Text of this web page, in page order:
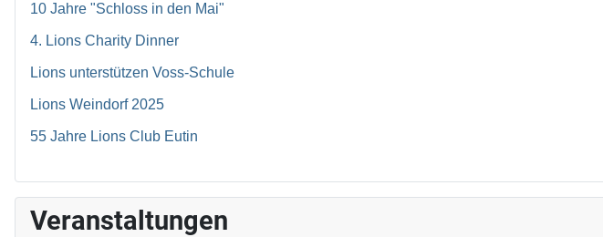
10 Jahre "Schloss in den Mai"
4. Lions Charity Dinner
Lions unterstützen Voss-Schule
Lions Weindorf 2025
55 Jahre Lions Club Eutin
Veranstaltungen